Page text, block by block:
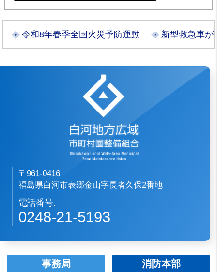
令和8年春季全国火災予防運動 新型救急車が
白河地方広域市
〒961-0416
福島県白河市表郷金山字長者久保2番地
電話番号.
0248-21-5193
事務局 消防本部